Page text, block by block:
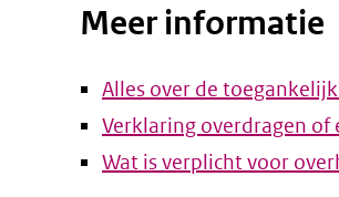
Meer informatie
Alles over de
Verklaring overdragen of
Wat is verplicht voor